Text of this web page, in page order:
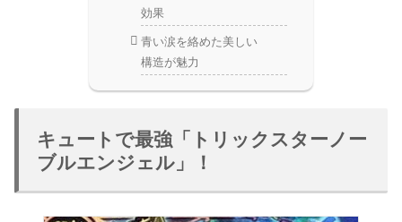
効果
青い涙を絡めた美しい
構造が魅力
キュートで最強「トリックスターノー
ブルエンジェル」！